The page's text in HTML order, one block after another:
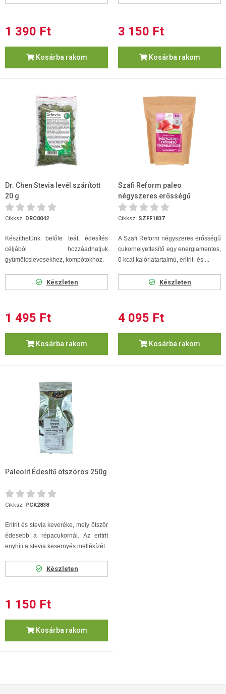
1 390 Ft
Kosárba rakom
3 150 Ft
Kosárba rakom
Dr. Chen Stevia levél szárított
20 g
Cikksz. DRC0042
Készíthetünk belőle teát, édesítés
céljából hozzáadhatjuk
gyümölcslevesekhez, kompótokhoz.
Készleten
1 495 Ft
Kosárba rakom
Szafi Reform paleo
négyszeres erősségű
cukorhelyettesítő eritrit+stev...
Cikksz. SZFF1837
A Szafi Reform négyszeres erősségű
cukorhelyettesítő egy energiamentes,
0 kcal kalóriatartalmú, eritrit- és ...
Készleten
4 095 Ft
Kosárba rakom
Paleolit Édesítő ötszörös 250g
Cikksz. PCK2838
Eritrit és stevia keveréke, mely ötször
édesebb a répacukornál. Az eritrit
enyhíti a stevia kesernyés mellékízét.
Készleten
1 150 Ft
Kosárba rakom